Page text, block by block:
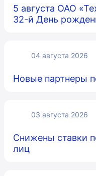
5 августа ОАО
32-й День
04 августа 2026
Новые партнеры
03 августа 2026
Снижены ставки
лиц